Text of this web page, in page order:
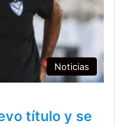
Noticias
título y se